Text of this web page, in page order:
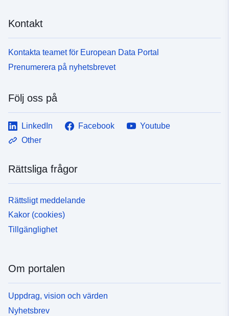
Kontakt
Kontakta teamet för European Data Portal
Prenumerera på nyhetsbrevet
Följ oss på
LinkedIn Facebook
Youtube
Other
Rättsliga frågor
Rättsligt meddelande
Kakor (cookies)
Tillgänglighet
Om portalen
Uppdrag, vision och värden
Nyhetsbrev